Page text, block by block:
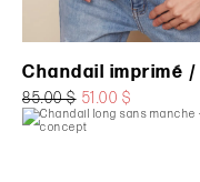
Chandail imprimé /
85.00 $ 51.00 $